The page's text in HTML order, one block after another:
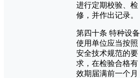
进行定期校验、检
修，并作出记录。
第四十条 特种设备
使用单位应当按照
安全技术规范的要
求，在检验合格有
效期届满前一个月